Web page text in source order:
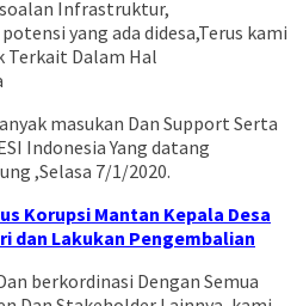
Infrastruktur,
yang ada didesa,Terus kami
Terkait Dalam Hal
masukan Dan Support Serta
Indonesia Yang datang
,Selasa 7/1/2020.
Korupsi Mantan Kepala Desa
dan Lakukan Pengembalian
berkordinasi Dengan Semua